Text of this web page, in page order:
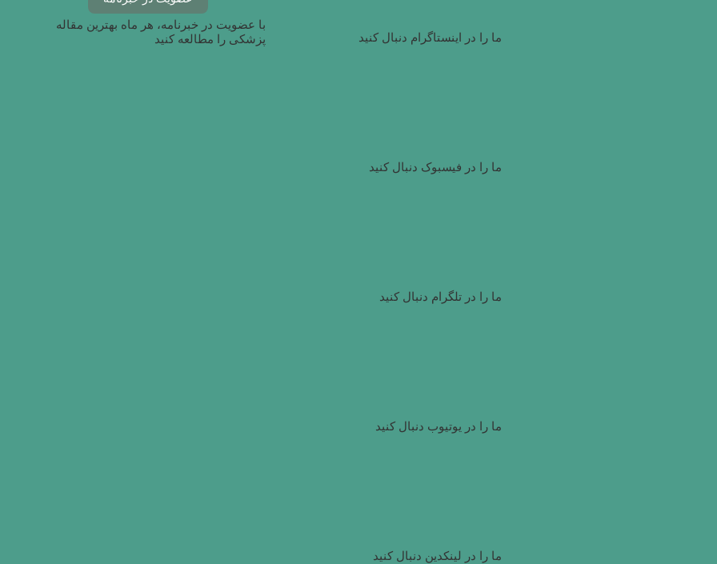
ما را در اینستاگرام دنبال کنید
ما را در فیسبوک دنبال کنید
ما را در تلگرام دنبال کنید
ما را در یوتیوب دنبال کنید
ما را در لینکدین دنبال کنید
با عضویت در خبرنامه، هر ماه بهترین مقاله
پزشکی را مطالعه کنید